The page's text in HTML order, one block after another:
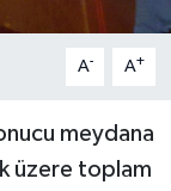
A- A+
meydana
üzere toplam